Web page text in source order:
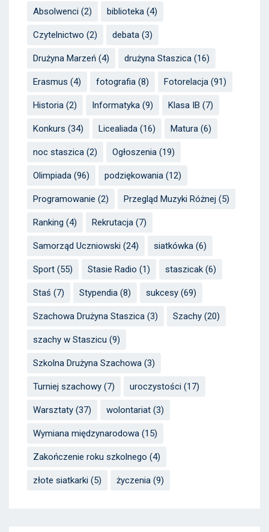
Absolwenci (2) biblioteka (4)
Czytelnictwo (2) debata (3)
Drużyna Marzeń (4) drużyna Staszica (16)
Erasmus (4) fotografia (8) Fotorelacja (91)
Historia (2) Informatyka (9) Klasa IB (7)
Konkurs (34) Licealiada (16) Matura (6)
noc staszica (2) Ogłoszenia (19)
Olimpiada (96) podziękowania (12)
Programowanie (2) Przegląd Muzyki Różnej (5)
Ranking (4) Rekrutacja (7)
Samorząd Uczniowski (24) siatkówka (6)
Sport (55) Stasie Radio (1) staszicak (6)
Staś (7) Stypendia (8) sukcesy (69)
Szachowa Drużyna Staszica (3) Szachy (20)
szachy w Staszicu (9)
Szkolna Drużyna Szachowa (3)
Turniej szachowy (7) uroczystości (17)
Warsztaty (37) wolontariat (3)
Wymiana międzynarodowa (15)
Zakończenie roku szkolnego (4)
złote siatkarki (5) życzenia (9)